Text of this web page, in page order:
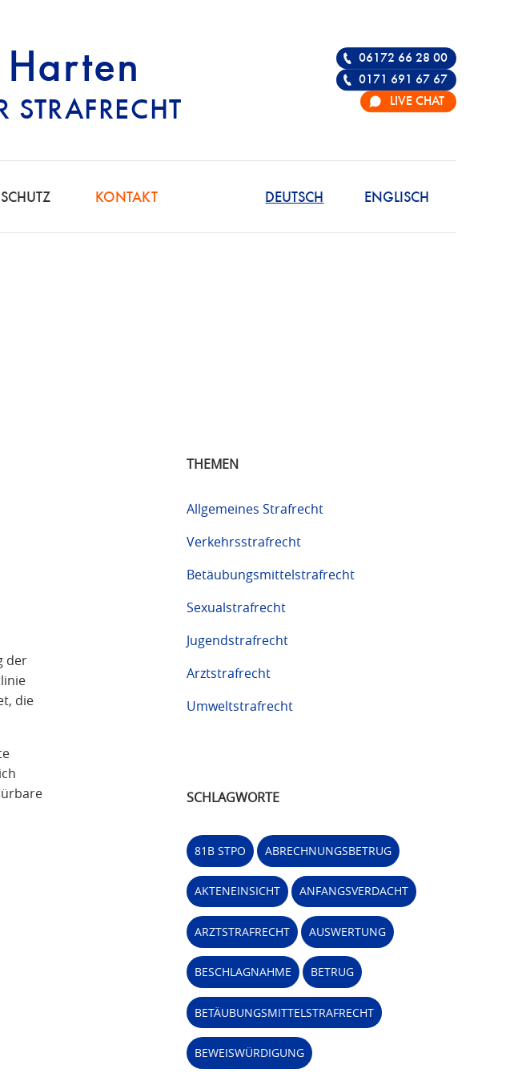
STRAFRECHT
FÜR DIE
KONTAKT ENGLISCH
DEUTSCH
06172 66 28 00
0171 691 67 67
LIVE CHAT
der
die
THEMEN
Allgemeines Strafrecht
Verkehrsstrafrecht
Betäubungsmittelstrafrecht
Sexualstrafrecht
Jugendstrafrecht
Arztstrafrecht
Umweltstrafrecht
SCHLAGWORTE
81B STPO ABRECHNUNGSBETRUG
AKTENEINSICHT ANFANGSVERDACHT
ARZTSTRAFRECHT AUSWERTUNG
BESCHLAGNAHME BETRUG
BETÄUBUNGSMITTELSTRAFRECHT
BEWEISWÜRDIGUNG